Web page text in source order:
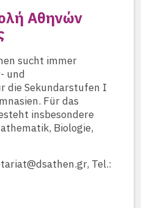
Αθηνών
sucht immer
und
die Sekundarstufen I
Für das
insbesondere
Biologie,
Tel.: